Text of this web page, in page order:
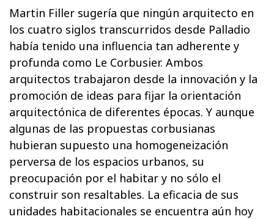
Martin Filler sugería que ningún arquitecto en
los cuatro siglos transcurridos desde Palladio
había tenido una influencia tan adherente y
profunda como Le Corbusier. Ambos
arquitectos trabajaron desde la innovación y la
promoción de ideas para fijar la orientación
arquitectónica de diferentes épocas. Y aunque
algunas de las propuestas corbusianas
hubieran supuesto una homogeneización
perversa de los espacios urbanos, su
preocupación por el habitar y no sólo el
construir son resaltables. La eficacia de sus
unidades habitacionales se encuentra aún hoy